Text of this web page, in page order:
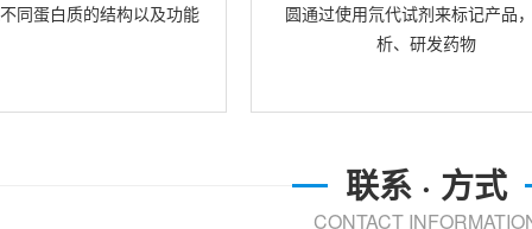
同蛋白质的结构以及功能
圆通过使用氘代试剂来标记产品
析、研发药物
联系 · 方式
CONTACT